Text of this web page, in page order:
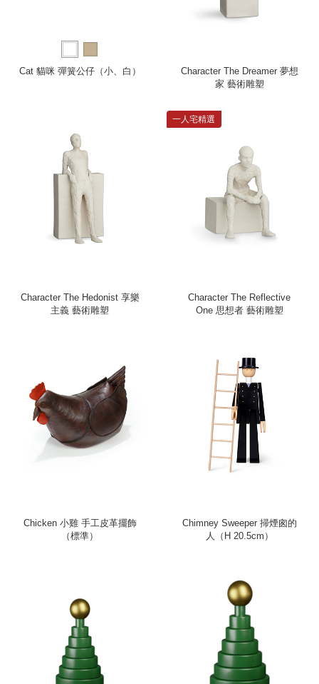
Cat 貓咪 彈簧公仔（小、白）
Character The Dreamer 夢想
家 藝術雕塑
Character The Hedonist 享樂
主義 藝術雕塑
一人宅精選
Character The Reflective
One 思想者 藝術雕塑
Chicken 小雞 手工皮革擺飾
（標準）
Chimney Sweeper 掃煙囪的
人（H 20.5cm）